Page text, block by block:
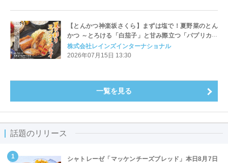
【とんかつ神楽坂さくら】まずは塩で！夏野菜のとん
かつ ～とろける「白茄子」と甘み際立つ「パプリカ」
の“肉巻きフライ”が登場～
株式会社レインズインターナショナル
2026年07月15日 13:30
一覧を見る
話題のリリース
シャトレーゼ「マッケンチーズブレッド」本日8月7日